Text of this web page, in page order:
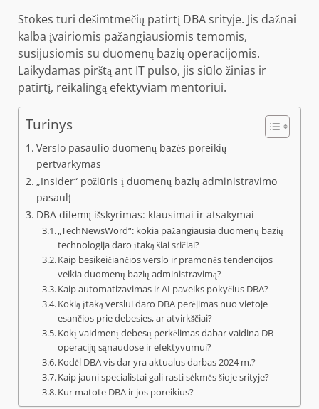
Stokes turi dešimtmečių patirtį DBA srityje. Jis dažnai
kalba įvairiomis pažangiausiomis temomis,
susijusiomis su duomenų bazių operacijomis.
Laikydamas pirštą ant IT pulso, jis siūlo žinias ir
patirtį, reikalingą efektyviam mentoriui.
Turinys
Verslo pasaulio duomenų bazės poreikių
pertvarkymas
„Insider“ požiūris į duomenų bazių administravimo
pasaulį
DBA dilemų išskyrimas: klausimai ir atsakymai
„TechNewsWord“: kokia pažangiausia duomenų bazių
technologija daro įtaką šiai sričiai?
Kaip besikeičiančios verslo ir pramonės tendencijos
veikia duomenų bazių administravimą?
Kaip automatizavimas ir AI paveiks pokyčius DBA?
Kokią įtaką verslui daro DBA perėjimas nuo vietoje
esančios prie debesies, ar atvirkščiai?
Kokį vaidmenį debesų perkėlimas dabar vaidina DB
operacijų sąnaudose ir efektyvumui?
Kodėl DBA vis dar yra aktualus darbas 2024 m.?
Kaip jauni specialistai gali rasti sėkmės šioje srityje?
Kur matote DBA ir jos poreikius?